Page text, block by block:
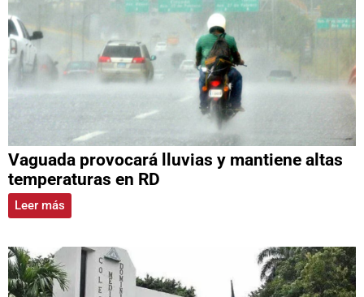
Vaguada provocará lluvias y mantiene altas
temperaturas en RD
Leer más